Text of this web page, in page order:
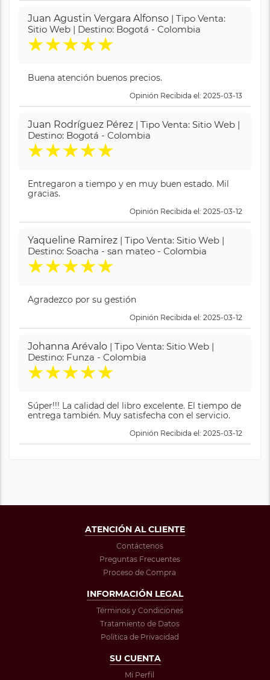
Juan Agustin Vergara Alfonso | Tipo Venta:
Sitio Web | Destino: Bogotá - Colombia
★★★★★
Buena atención buenos precios.
Opinión Recibida el: 2025-03-13
Juan Rodríguez Pérez | Tipo Venta: Sitio Web |
Destino: Bogotá - Colombia
★★★★★
Entregaron a tiempo y en muy buen estado. Mil
gracias.
Opinión Recibida el: 2025-03-12
Yaqueline Ramirez | Tipo Venta: Sitio Web |
Destino: Soacha - san mateo - Colombia
★★★★★
Agradezco por su gestión
Opinión Recibida el: 2025-03-12
Johanna Arévalo | Tipo Venta: Sitio Web |
Destino: Funza - Colombia
★★★★★
Súper!!! La calidad del libro excelente. El tiempo de
entrega también. Muy satisfecha con el servicio.
Opinión Recibida el: 2025-03-12
ATENCIÓN AL CLIENTE
Contáctenos
Preguntas Frecuentes
Proceso de Compra
INFORMACIÓN LEGAL
Términos y Condiciones
Tratamiento de Datos
Política de Privacidad
SU CUENTA
Mi Perfil